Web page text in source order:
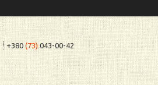
+380(73)043-00-42